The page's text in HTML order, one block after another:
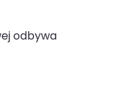
odbywa